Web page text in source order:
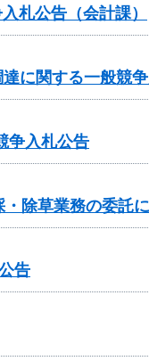
札公告（会計課）
に関する一般競
争入札公告
除草業務の委託
告